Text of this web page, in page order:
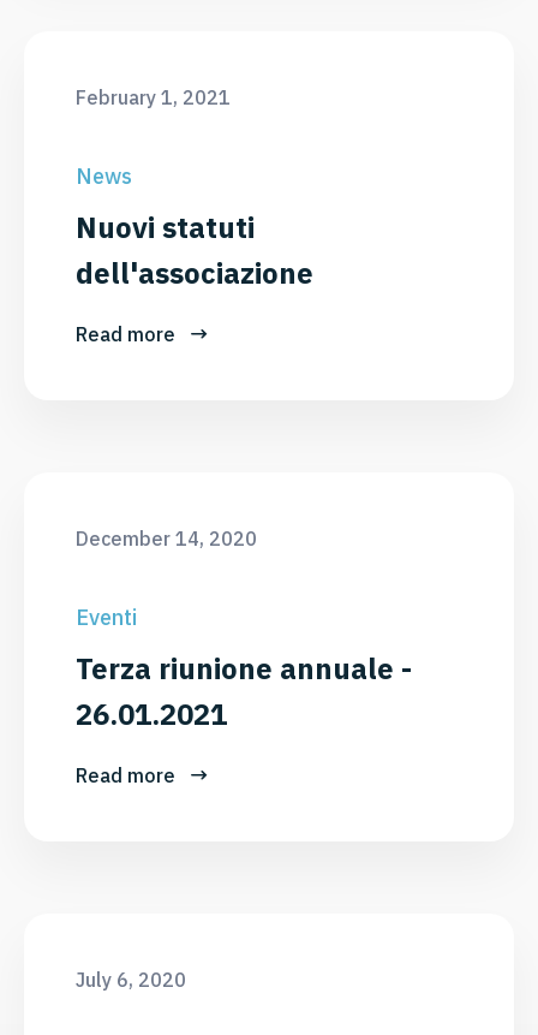
February 1, 2021
News
Nuovi statuti
dell'associazione
Read more
December 14, 2020
Eventi
Terza riunione annuale -
26.01.2021
Read more
July 6, 2020